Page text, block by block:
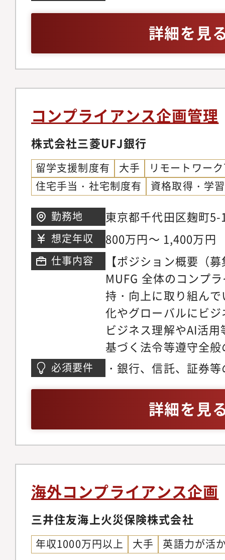
リアパスの幅を大き
務を俯瞰し、業務を
ク評価するスキルや
コントロールの設計
けることができます
新たな体制整備が急
枠組みの導入やシス
推進に関する経験や
できます。業務一つ
とコントロールを分
画・導入する経験は
画」という希少性の
のキャリアパスを大
りますし、また、市
門性を一段に高め、
人者として市場ビジ
期待できます。【具
コンダクトリスク管
質評価、管理体制高
■AIを活用した新たな
態勢の構築、データ
ど海外拠点との連携
バルな市場コンプラ
場規制や当局動向に
部署】三菱UFJ銀行
部市場コンプライア
ジネス部門、企画部
部署、MUFG関連会
会】日本最大のメガ
バルな市場取引やビ
業務を通じて、市場
きなリスクとなって
でも情報セキュリテ
が進められ、例えば
く管理・制限するこ
動きも出てきていま
ティ管理では、こう
けでなく、ビジネス
ルックに捉え、リス
率的に統制の最適化
界に留まらず、異な
キャリア経験を有す
発想・視点を必要と
（以下の業務のうち
性を踏まえて担って
報保護法（含む海外
対応（法令の分析、
理関連手続への反映
正にともなう対応）
新ビジネスへの情報
でのサポート、社内
報セキュリティ管理
セキュリティ管理Gr
部署、経営管理部署
外拠点コンプライア
【想定キャリアパス
の変化に応じた、実
キュリティ管理統制
報保護法（含む海外
対応や、新ビジネス
フラのDX化に伴う情
構築などの業務領域
情報セキュリティ管
グ経験のうち、情報
等への対応・社内の
続整備、照会対応、
ど）・社内DX化に伴
態勢の構築・リスク
態勢の構築（外部ク
応、手続改定への社
詳細を見
コンプライアンス企画管理
株式会社三菱UFJ銀行
留学支援制度有 大手
リモートワー
住宅手当・社宅制度有
資格取得・学
勤務地
東京都千代田区麹町
ワー
想定年収 800万円～ 1,400万円
仕事内容
【ポジション概要（
MUFG 全体のコンプ
持・向上に取り組ん
化やグローバルにビ
ビジネス理解やAI活
基づく法令等遵守全
ラ・モデル・リスク
定や研修実施など、
でいただける人材を
業務での経験を積ん
リア形成をしていた
プライアンス領域の
能です。【業務内容
般の企画立案・総括
スのコンプライアン
統制強化のアクショ
況・浸透状況のモニ
必須要件
・銀行、信託、証券
詳細を見
海外コンプライアンス企画
三井住友海上火災保険株式会社
年収1000万円以上 大手 英語力が活